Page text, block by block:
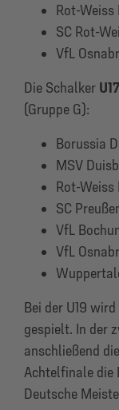
Rot-Weiss
SC Rot-
VfL
Die Schalker U17
(Gruppe G):
Borussia
MSV
Rot-Weiss
SC
VfL
VfL
Bei der U19
gespielt. In der
anschließend
Achtelfinale die
Deutsche